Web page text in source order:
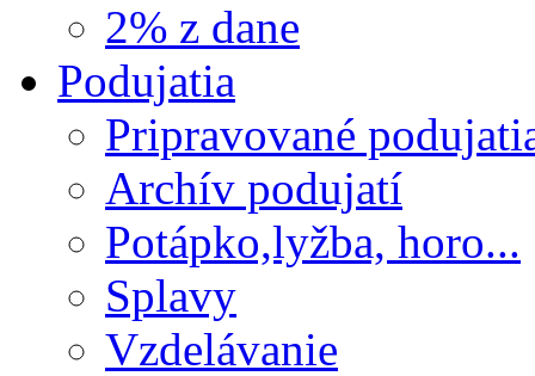
2% z dane
Podujatia
Pripravované
Archív podujatí
Potápko,lyžba, horo...
Splavy
Vzdelávanie